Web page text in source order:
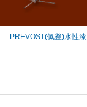
PREVOST(佩釜)水性漆